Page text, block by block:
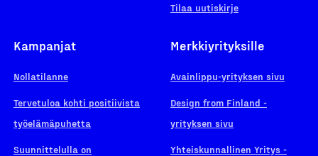
Tilaa uutiskirje
Kampanjat
Nollatilanne
Tervetuloa kohti positiivista
työelämäpuhetta
Suunnittelulla on
Merkkiyrityksille
Avainlippu-yrityksen sivu
Design from Finland -
yrityksen sivu
Yhteiskunnallinen Yritys -